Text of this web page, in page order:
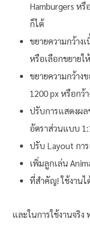
Hamburgers ห
ก็ได้
ขยายความกว้าง
หรือเลือกขยายใ
ขยายความกว้างข
1200 px หรือกว้
ปรับการแสดงผ
อัตราส่วนแบบ
ปรับ Layout กา
เพิ่มลูกเล่น
ที่สำคัญ! ใช้งานไ
และในการใช้งานจริง